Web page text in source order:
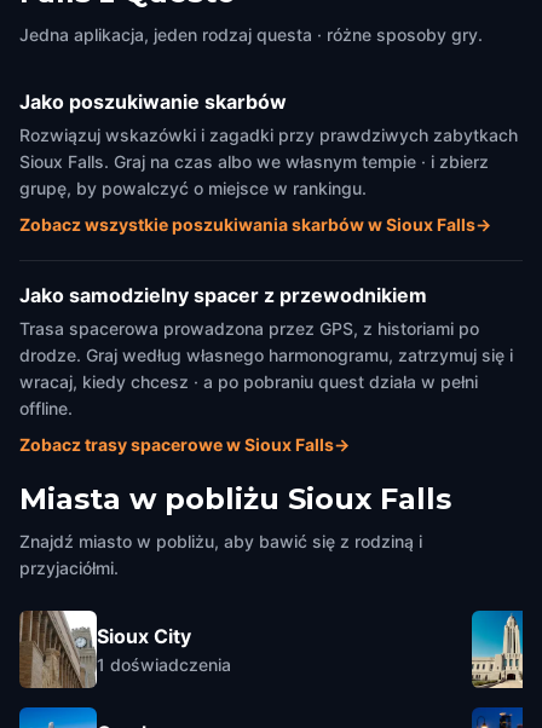
Jedna aplikacja, jeden rodzaj questa · różne sposoby gry.
Jako poszukiwanie skarbów
Rozwiązuj wskazówki i zagadki przy prawdziwych zabytkach
Sioux Falls. Graj na czas albo we własnym tempie · i zbierz
grupę, by powalczyć o miejsce w rankingu.
Zobacz wszystkie poszukiwania skarbów w Sioux Falls→
Jako samodzielny spacer z przewodnikiem
Trasa spacerowa prowadzona przez GPS, z historiami po
drodze. Graj według własnego harmonogramu, zatrzymuj się i
wracaj, kiedy chcesz · a po pobraniu quest działa w pełni
offline.
Zobacz trasy spacerowe w Sioux Falls→
Miasta w pobliżu Sioux Falls
Znajdź miasto w pobliżu, aby bawić się z rodziną i
przyjaciółmi.
Sioux City
1 doświadczenia